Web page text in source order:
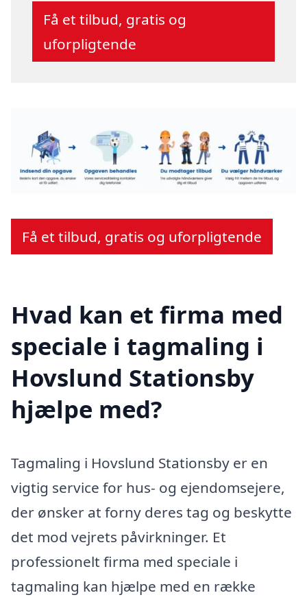
Få et tilbud, gratis og
uforpligtende
Få et tilbud, gratis og uforpligtende
Hvad kan et firma med
speciale i tagmaling i
Hovslund Stationsby
hjælpe med?
Tagmaling i Hovslund Stationsby er en
vigtig service for hus- og ejendomsejere,
der ønsker at forny deres tag og beskytte
det mod vejrets påvirkninger. Et
professionelt firma med speciale i
tagmaling kan hjælpe med en række